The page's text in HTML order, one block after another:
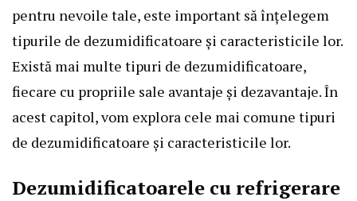
pentru nevoile tale, este important să înțelegem
tipurile de dezumidificatoare și caracteristicile lor.
Există mai multe tipuri de dezumidificatoare,
fiecare cu propriile sale avantaje și dezavantaje. În
acest capitol, vom explora cele mai comune tipuri
de dezumidificatoare și caracteristicile lor.
Dezumidificatoarele cu refrigerare